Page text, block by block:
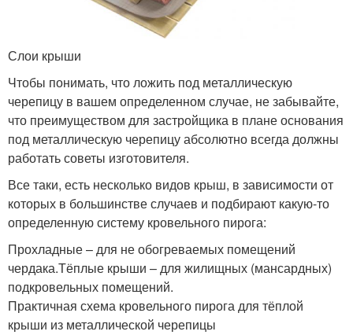
Слои крыши
Чтобы понимать, что ложить под металлическую
черепицу в вашем определенном случае, не забывайте,
что преимуществом для застройщика в плане основания
под металлическую черепицу абсолютно всегда должны
работать советы изготовителя.
Все таки, есть несколько видов крыш, в зависимости от
которых в большинстве случаев и подбирают какую-то
определенную систему кровельного пирога:
Прохладные – для не обогреваемых помещений
чердака.Тёплые крыши – для жилищных (мансардных)
подкровельных помещений.
Практичная схема кровельного пирога для тёплой
крыши из металлической черепицы